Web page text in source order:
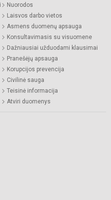
Nuorodos
Laisvos darbo vietos
Asmens duomenų apsauga
Konsultavimasis su visuomene
Dažniausiai užduodami klausimai
Pranešėjų apsauga
Korupcijos prevencija
Civilinė sauga
Teisinė informacija
Atviri duomenys